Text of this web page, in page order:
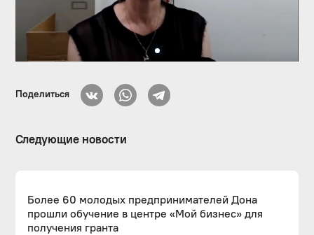
Поделиться
Следующие новости
Более 60 молодых предпринимателей Дона
прошли обучение в центре «Мой бизнес» для
получения гранта